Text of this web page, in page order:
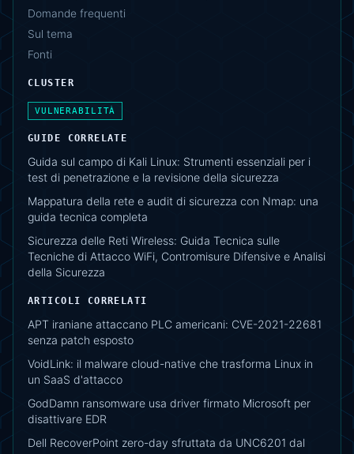
Domande frequenti
Sul tema
Fonti
CLUSTER
VULNERABILITÀ
GUIDE CORRELATE
Guida sul campo di Kali Linux: Strumenti essenziali per i
test di penetrazione e la revisione della sicurezza
Mappatura della rete e audit di sicurezza con Nmap: una
guida tecnica completa
Sicurezza delle Reti Wireless: Guida Tecnica sulle
Tecniche di Attacco WiFi, Contromisure Difensive e Analisi
della Sicurezza
ARTICOLI CORRELATI
APT iraniane attaccano PLC americani: CVE-2021-22681
senza patch esposto
VoidLink: il malware cloud-native che trasforma Linux in
un SaaS d'attacco
GodDamn ransomware usa driver firmato Microsoft per
disattivare EDR
Dell RecoverPoint zero-day sfruttata da UNC6201 dal